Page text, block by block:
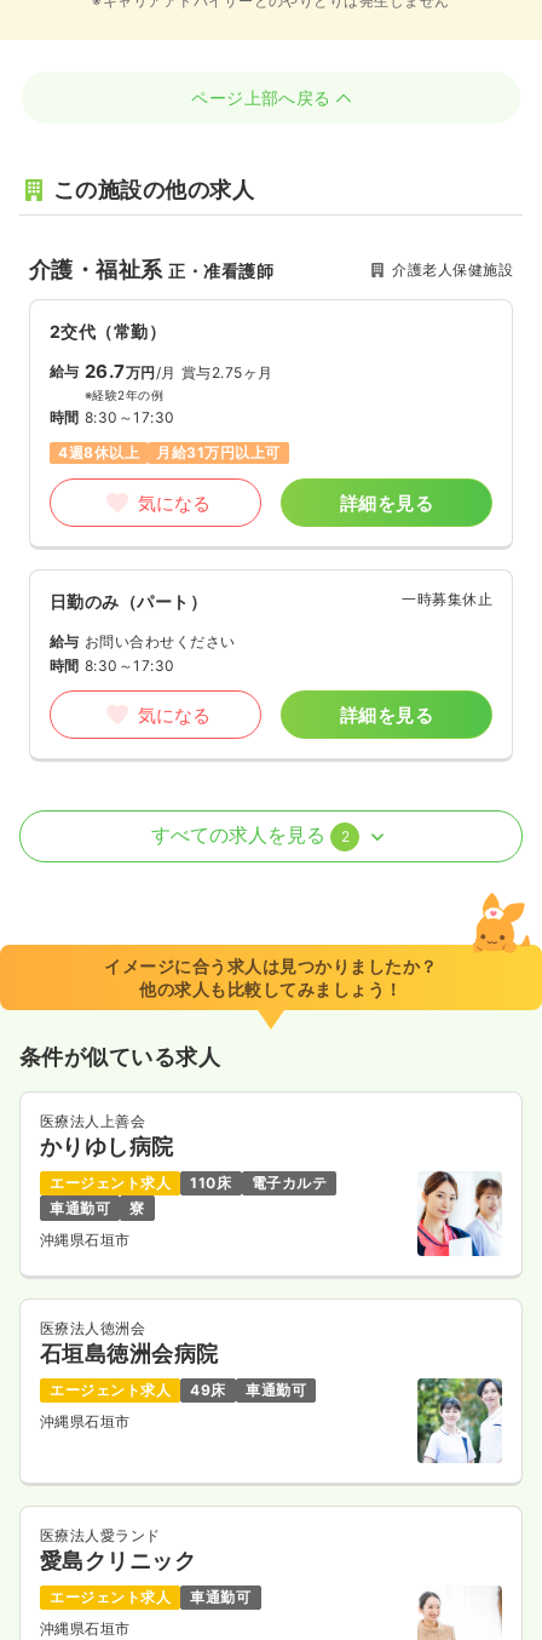
ページ上部へ戻る
この施設の他の求人
介護・福祉系正・准看護師 介護老人保健施設
2交代（常勤）
給与 26.7万円/月 賞与2.75ヶ月
※経験2年の例
時間 8:30～17:30
4週8休以上
月給31万円以上可
気になる 詳細を見る
日勤のみ（パート） 一時募集休止
給与 お問い合わせください
時間 8:30～17:30
気になる 詳細を見る
介護・福祉系正・准看護師 デイケア・デイサービス
8:30～17:30
4週8休以上
月給25万円以上可
気になる
日勤のみ（パート）
給与 お問い合わせください
時間 8:30～17:30
気になる 詳細を見る
すべての求人を見る 2
イメージに合う求人は見つかりましたか？
他の求人も比較してみましょう！
条件が似ている求人
医療法人上善会
かりゆし病院
エージェント求人 110床
電子カルテ
車通勤可
寮
沖縄県石垣市
医療法人徳洲会
石垣島徳洲会病院
エージェント求人 49床
車通勤可
沖縄県石垣市
医療法人愛ランド
愛島クリニック
エージェント求人
車通勤可
沖縄県石垣市